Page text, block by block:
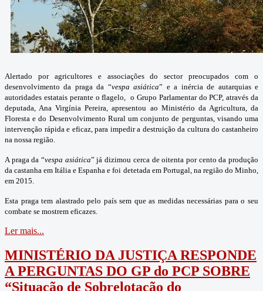
Alertado por agricultores e associações do sector preocupados com o
desenvolvimento da praga da “vespa asiática” e a inércia de autarquias e
autoridades estatais perante o flagelo, o Grupo Parlamentar do PCP, através da
deputada, Ana Virgínia Pereira, apresentou ao Ministério da Agricultura, da
Floresta e do Desenvolvimento Rural um conjunto de perguntas, visando uma
intervenção rápida e eficaz, para impedir a destruição da cultura do castanheiro
na nossa região.
A praga da “vespa asiática” já dizimou cerca de oitenta por cento da produção
da castanha em Itália e Espanha e foi detetada em Portugal, na região do Minho,
em 2015.
Esta praga tem alastrado pelo país sem que as medidas necessárias para o seu
combate se mostrem eficazes.
Ler mais...
MINISTÉRIO DA JUSTIÇA RESPONDE
A PERGUNTAS DO GP do PCP SOBRE
“Situação de Sobrelotação do